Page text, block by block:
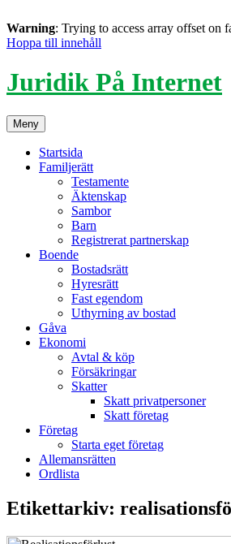
Warning: Trying to access array offset on
Hoppa till innehåll
Juridik På Internet
Meny
Startsida
Familjerätt
Testamente
Äktenskap
Sambor
Barn
Registrerat partnerskap
Boende
Bostadsrätt
Hyresrätt
Fast egendom
Uthyrning av bostad
Gåva
Ekonomi
Avtal & köp
Försäkringar
Skatter
Skatt privatpersoner
Skatt företag
Företag
Starta eget företag
Allemansrätten
Ordlista
Etikettarkiv: